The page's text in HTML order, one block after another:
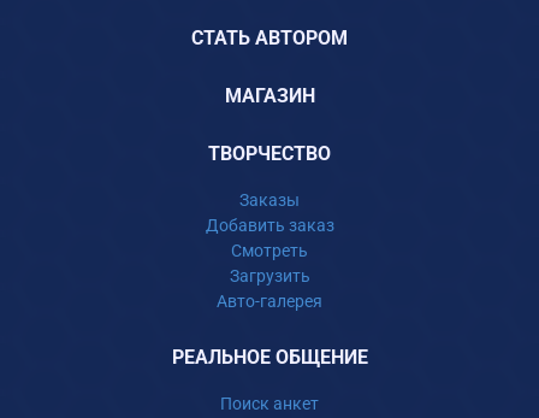
СТАТЬ АВТОРОМ
МАГАЗИН
ТВОРЧЕСТВО
Заказы
Добавить заказ
Смотреть
Загрузить
Авто-галерея
РЕАЛЬНОЕ ОБЩЕНИЕ
Поиск анкет